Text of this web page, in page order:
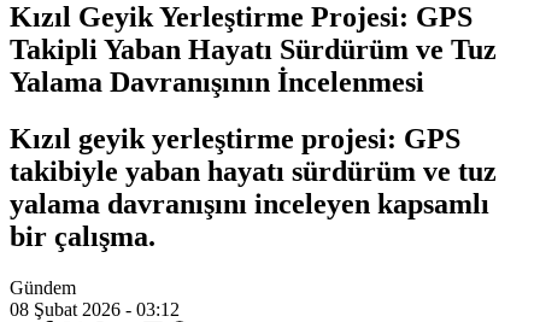
Kızıl Geyik Yerleştirme Projesi: GPS
Takipli Yaban Hayatı Sürdürüm ve Tuz
Yalama Davranışının İncelenmesi
Kızıl geyik yerleştirme projesi: GPS
takibiyle yaban hayatı sürdürüm ve tuz
yalama davranışını inceleyen kapsamlı
bir çalışma.
Gündem
08 Şubat 2026 - 03:12